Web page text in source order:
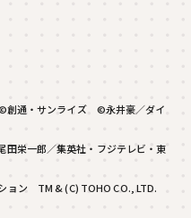
通・サンライズ ©永井豪／ダイ
栄一郎／集英社・フジテレビ・東
ョン TM & (C) TOHO CO., LTD.